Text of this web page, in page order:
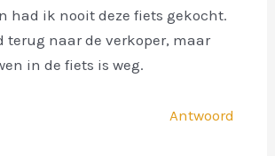
had ik nooit deze fiets gekocht.
terug naar de verkoper, maar
in de fiets is weg.
Antwoord